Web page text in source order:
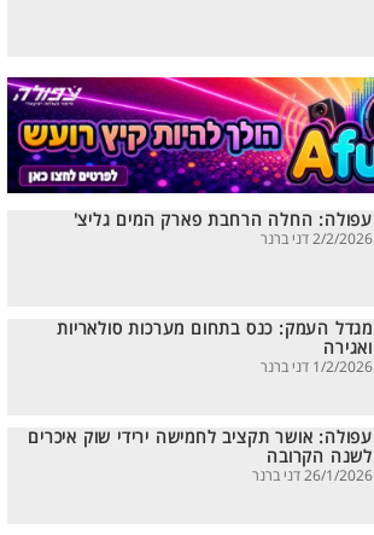
עפולה: החלה הרחבת פארק המים גליצ'
2/2/2026 דני ברנר
מגדל העמק: כנס בתחום מערכות סולאריות
ואגירה
1/2/2026 דני ברנר
עפולה: אושר תקציב לחמישה ירידי שוק איכרים
לשנה הקרובה
26/1/2026 דני ברנר